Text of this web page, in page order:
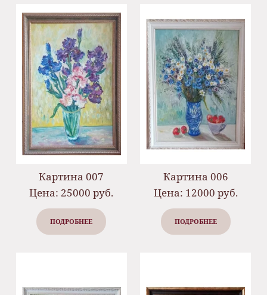
Картина 007
Цена: 25000 руб.
ПОДРОБНЕЕ
Картина 006
Цена: 12000 руб.
ПОДРОБНЕЕ